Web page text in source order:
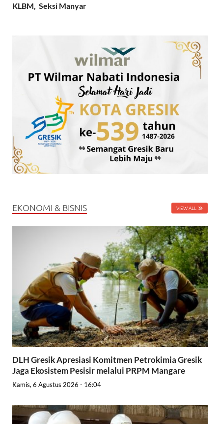
KLBM, Seksi Manyar
EKONOMI & BISNIS VIEW ALL
DLH Gresik Apresiasi Komitmen Petrokimia Gresik
Jaga Ekosistem Pesisir melalui PRPM Mangare
Kamis, 6 Agustus 2026 - 16:04